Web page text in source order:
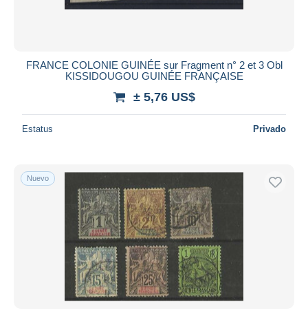
FRANCE COLONIE GUINÉE sur Fragment n° 2 et 3 Obl
KISSIDOUGOU GUINÉE FRANÇAISE
± 5,76 US$
Estatus Privado
Nuevo